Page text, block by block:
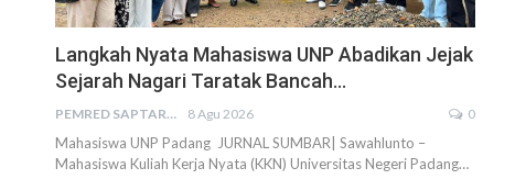
Langkah Nyata Mahasiswa UNP Abadikan Jejak
Sejarah Nagari Taratak Bancah…
PEMRED SAPTARIUS 8 Agu 2026 0
Mahasiswa UNP Padang JURNAL SUMBAR| Sawahlunto –
Mahasiswa Kuliah Kerja Nyata (KKN) Universitas Negeri Padang…